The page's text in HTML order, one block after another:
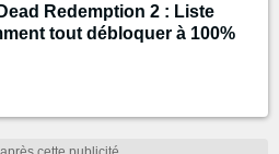
Redemption 2 : Liste
tout débloquer à 100%